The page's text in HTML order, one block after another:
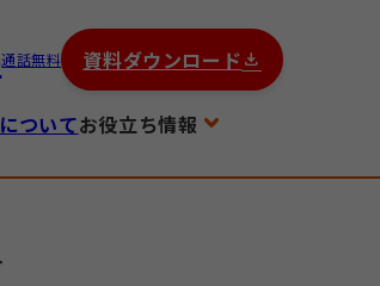
通話無料 資料ダウンロード
ついてお役立ち情報